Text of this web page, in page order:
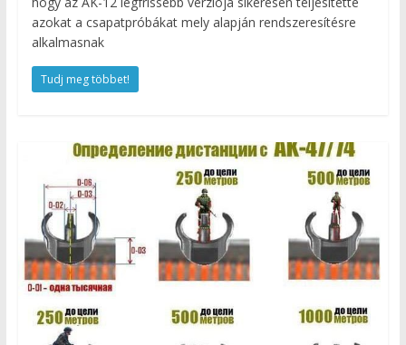
azokat a csapatpróbákat mely alapján rendszeresítésre
alkalmasnak
Tudj meg többet!